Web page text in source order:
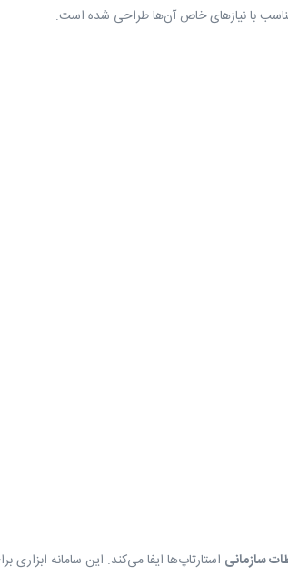
با نیازهای خاص آن‌ها طراحی شده است:
سازمانی استارتاپ‌ها ایفا می‌کند. این سامانه